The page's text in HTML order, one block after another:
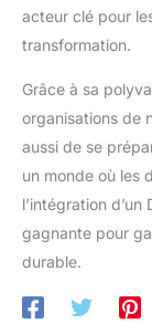
acteur clé pour
transformation.
Grâce à sa
organisations de
aussi de se
un monde où les
l’intégration
gagnante pour
durable.